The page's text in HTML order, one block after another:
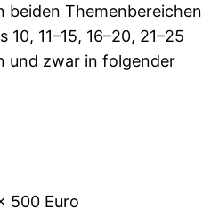
beiden Themenbereichen
11–15, 16–20, 21–25
und zwar in folgender
500 Euro